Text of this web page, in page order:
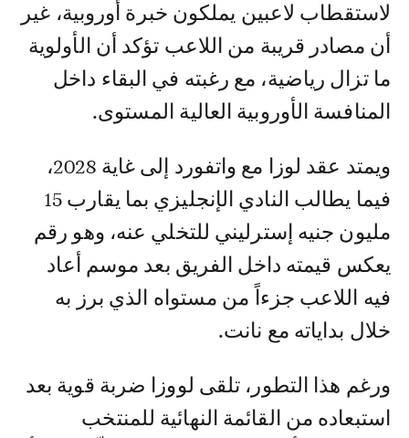
لاستقطاب لاعبين يملكون خبرة أوروبية، غير
أن مصادر قريبة من اللاعب تؤكد أن الأولوية
ما تزال رياضية، مع رغبته في البقاء داخل
المنافسة الأوروبية العالية المستوى.
ويمتد عقد لوزا مع واتفورد إلى غاية 2028،
فيما يطالب النادي الإنجليزي بما يقارب 15
مليون جنيه إسترليني للتخلي عنه، وهو رقم
يعكس قيمته داخل الفريق بعد موسم أعاد
فيه اللاعب جزءاً من مستواه الذي برز به
خلال بداياته مع نانت.
ورغم هذا التطور، تلقى لووزا ضربة قوية بعد
استبعاده من القائمة النهائية للمنتخب